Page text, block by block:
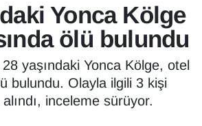
Yonca Kölge
ölü bulundu
yaşındaki Yonca Kölge, otel
bulundu. Olayla ilgili 3 kişi
inceleme sürüyor.